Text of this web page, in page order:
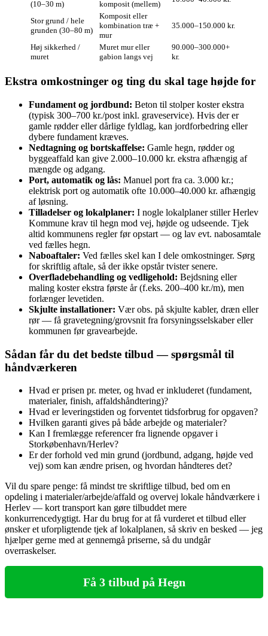
(10–30 m) komposit (mellem)
Stor grund / hele
grunden (30–80 m)
Komposit eller
kombination træ +
mur
35.000–150.000 kr.
Høj sikkerhed /
muret
Muret mur eller
gabion langs vej
90.000–300.000+
kr.
Ekstra omkostninger og ting du skal tage højde for
Fundament og jordbund: Beton til stolper koster ekstra
(typisk 300–700 kr./post inkl. graveservice). Hvis der er
gamle rødder eller dårlige fyldlag, kan jordforbedring eller
dybere fundament kræves.
Nedtagning og bortskaffelse: Gamle hegn, rødder og
byggeaffald kan give 2.000–10.000 kr. ekstra afhængig af
mængde og adgang.
Port, automatik og lås: Manuel port fra ca. 3.000 kr.;
elektrisk port og automatik ofte 10.000–40.000 kr. afhængig
af løsning.
Tilladelser og lokalplaner: I nogle lokalplaner stiller Herlev
Kommune krav til hegn mod vej, højde og udseende. Tjek
altid kommunens regler før opstart — og lav evt. nabosamtale
ved fælles hegn.
Naboaftaler: Ved fælles skel kan I dele omkostninger. Sørg
for skriftlig aftale, så der ikke opstår tvister senere.
Overfladebehandling og vedligehold: Bejdsning eller
maling koster ekstra første år (f.eks. 200–400 kr./m), men
forlænger levetiden.
Skjulte installationer: Vær obs. på skjulte kabler, dræn eller
rør — få gravetegning/grovsnit fra forsyningsselskaber eller
kommunen før gravearbejde.
Sådan får du det bedste tilbud — spørgsmål til
håndværkeren
Hvad er prisen pr. meter, og hvad er inkluderet (fundament,
materialer, finish, affaldshåndtering)?
Hvad er leveringstiden og forventet tidsforbrug for opgaven?
Hvilken garanti gives på både arbejde og materialer?
Kan I fremlægge referencer fra lignende opgaver i
Storkøbenhavn/Herlev?
Er der forhold ved min grund (jordbund, adgang, højde ved
vej) som kan ændre prisen, og hvordan håndteres det?
Vil du spare penge: få mindst tre skriftlige tilbud, bed om en
opdeling i materialer/arbejde/affald og overvej lokale håndværkere i
Herlev — kort transport kan gøre tilbuddet mere
konkurrencedygtigt. Har du brug for at få vurderet et tilbud eller
ønsker et uforpligtende tjek af lokalplanen, så skriv en besked — jeg
hjælper gerne med at gennemgå priserne, så du undgår
overraskelser.
Få 3 tilbud på Hegn